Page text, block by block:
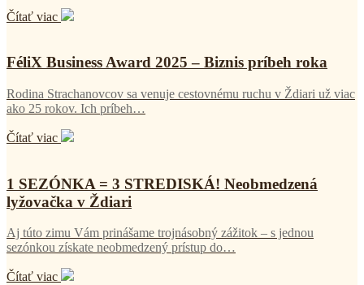
Čítať viac
FéliX Business Award 2025 – Biznis príbeh roka
Rodina Strachanovcov sa venuje cestovnému ruchu v Ždiari už viac
ako 25 rokov. Ich príbeh…
Čítať viac
1 SEZÓNKA = 3 STREDISKÁ! Neobmedzená
lyžovačka v Ždiari
Aj túto zimu Vám prinášame trojnásobný zážitok – s jednou
sezónkou získate neobmedzený prístup do…
Čítať viac